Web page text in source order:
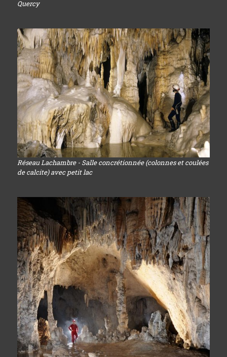
Quercy
Réseau Lachambre - Salle concrétionnée (colonnes et coulées
de calcite) avec petit lac